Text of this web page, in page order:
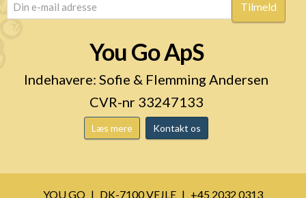
(Påkrævet)
You Go ApS
Indehavere: Sofie & Flemming Andersen
CVR-nr 33247133
Læs mere Kontakt os
YOU GO DK-7100 VEJLE +45 2032 0313